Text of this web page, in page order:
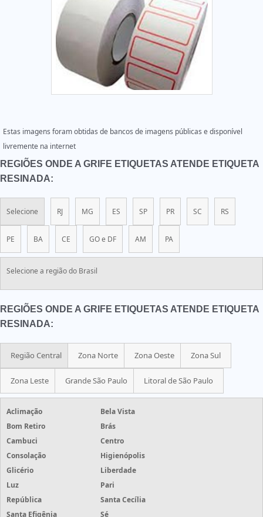
Estas imagens foram obtidas de bancos de imagens públicas e disponível
livremente na internet
REGIÕES ONDE A GRIFE ETIQUETAS ATENDE ETIQUETA
RESINADA:
Selecione RJ MG ES SP PR SC RS
PE BA CE GO e DF AM PA
Selecione a região do Brasil
REGIÕES ONDE A GRIFE ETIQUETAS ATENDE ETIQUETA
RESINADA:
Região Central Zona Norte Zona Oeste Zona Sul
Zona Leste Grande São Paulo Litoral de São Paulo
Aclimação
Bela Vista
Bom Retiro
Brás
Cambuci
Centro
Consolação
Higienópolis
Glicério
Liberdade
Luz
Pari
República
Santa Cecília
Santa Efigênia
Sé